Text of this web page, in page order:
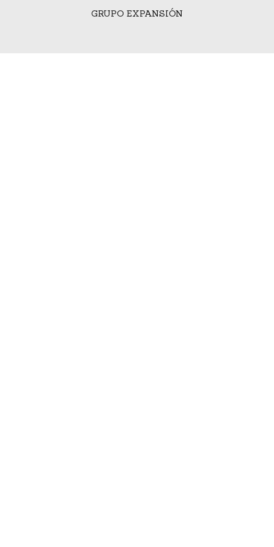
GRUPO EXPANSIÓN